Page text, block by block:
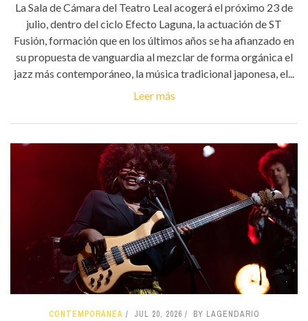
La Sala de Cámara del Teatro Leal acogerá el próximo 23 de
julio, dentro del ciclo Efecto Laguna, la actuación de ST
Fusión, formación que en los últimos años se ha afianzado en
su propuesta de vanguardia al mezclar de forma orgánica el
jazz más contemporáneo, la música tradicional japonesa, el...
Leer más
CONTEMPORÁNEA JUL 20, 2026 BY LAGENDARIO